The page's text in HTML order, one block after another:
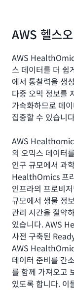
AWS 헬스
AWS
스 데이터를 더 쉽
에서 통찰력을 생
다중 오믹 정보를
가속화하므로 데
집중할 수 있습니
AWS
의 오믹스 데이터
인구 규모에서 과
HealthOmics 프
인프라의 프로비
규모에서 생물 정
관리 시간을 절약
있습니다. AWS
사전 구축된
AWS
데이터 준비를 간
를 함께 가져오고
있도록 합니다. 이